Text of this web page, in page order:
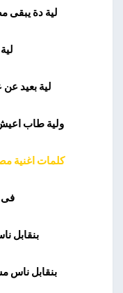
لية دة يبقى
لية بعيد عن
ولية طاب
كلمات اغنية
فى
بنقابل
بنقابل ناس